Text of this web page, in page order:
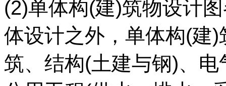
(2)单体构(建)筑物设计
体设计之外，单体构(建
筑、结构(土建与钢)、